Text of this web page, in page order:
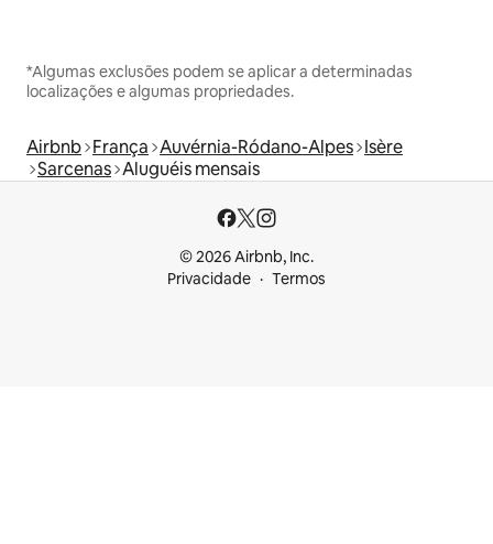
*Algumas exclusões podem se aplicar a determinadas
localizações e algumas propriedades.
Airbnb França Auvérnia-Ródano-Alpes Isère
Sarcenas Aluguéis mensais
© 2026 Airbnb, Inc.
Privacidade
Termos